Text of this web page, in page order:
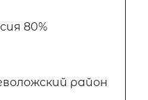
80%
район